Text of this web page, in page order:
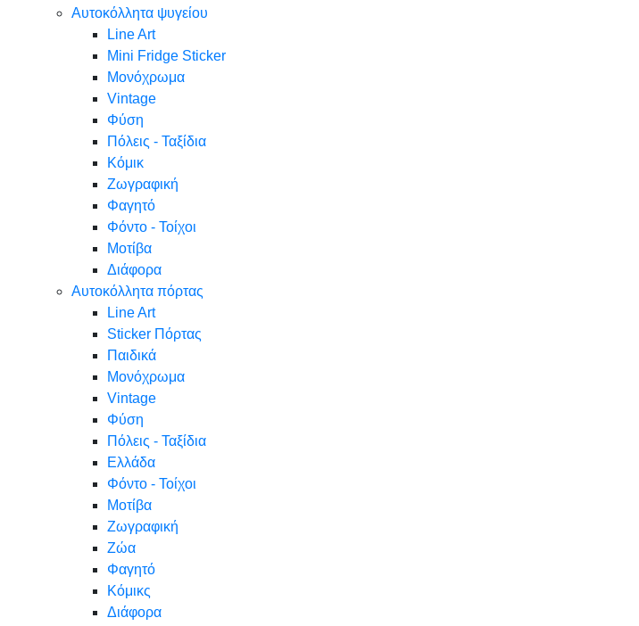
Αυτοκόλλητα ψυγείου
Line Art
Mini Fridge Sticker
Μονόχρωμα
Vintage
Φύση
Πόλεις - Ταξίδια
Κόμικ
Ζωγραφική
Φαγητό
Φόντο - Τοίχοι
Μοτίβα
Διάφορα
Αυτοκόλλητα πόρτας
Line Art
Sticker Πόρτας
Παιδικά
Μονόχρωμα
Vintage
Φύση
Πόλεις - Ταξίδια
Ελλάδα
Φόντο - Τοίχοι
Μοτίβα
Ζωγραφική
Ζώα
Φαγητό
Κόμικς
Διάφορα